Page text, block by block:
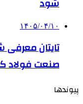
۱۴۰۵/۰۴/۱۰
تایتان معرفی
صنعت فولاد
پیوندها